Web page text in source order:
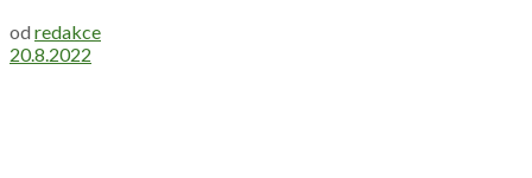
od redakce
20.8.2022